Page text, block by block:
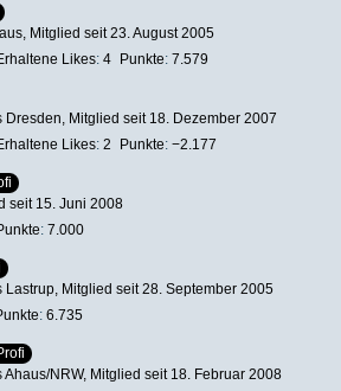
Mitglied seit 23. August 2005
Likes 4 Punkte 7.579
Dresden
Mitglied seit 18. Dezember 2007
Likes 2 Punkte −2.177
seit 15. Juni 2008
7.000
Lastrup Mitglied seit 28. September 2005
6.735
Ahaus/NRW Mitglied seit 18. Februar 2008